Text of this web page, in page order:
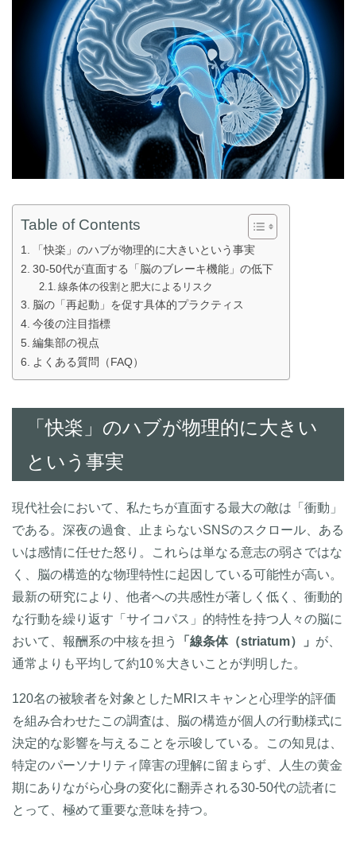
Table of Contents
「快楽」のハブが物理的に大きいという事実
30-50代が直面する「脳のブレーキ機能」の低下
線条体の役割と肥大によるリスク
脳の「再起動」を促す具体的プラクティス
今後の注目指標
編集部の視点
よくある質問（FAQ）
「快楽」のハブが物理的に大きい
という事実
現代社会において、私たちが直面する最大の敵は「衝動」
である。深夜の過食、止まらないSNSのスクロール、ある
いは感情に任せた怒り。これらは単なる意志の弱さではな
く、脳の構造的な物理特性に起因している可能性が高い。
最新の研究により、他者への共感性が著しく低く、衝動的
な行動を繰り返す「サイコパス」的特性を持つ人々の脳に
おいて、報酬系の中核を担う
「線条体（striatum）」 が、
通常よりも平均して約10％大きいことが判明した。
120名の被験者を対象としたMRIスキャンと心理学的評価
を組み合わせたこの調査は、脳の構造が個人の行動様式に
決定的な影響を与えることを示唆している。この知見は、
特定のパーソナリティ障害の理解に留まらず、人生の黄金
期にありながら心身の変化に翻弄される30-50代の読者に
とって、極めて重要な意味を持つ。